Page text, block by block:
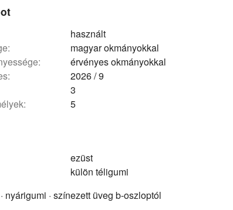
használt
magyar okmányokkal
érvényes okmányokkal
2026 / 9
3
5
ezüst
külön téligumi
nyárigumi · színezett üveg b-oszloptól